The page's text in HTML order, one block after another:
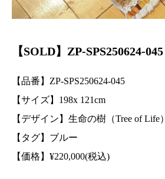
【SOLD】ZP-SPS250624-045
【品番】ZP-SPS250624-045
【サイズ】198x 121cm
【デザイン】生命の樹（Tree of Life）
【タグ】ブルー
【価格】 ¥220,000(税込)